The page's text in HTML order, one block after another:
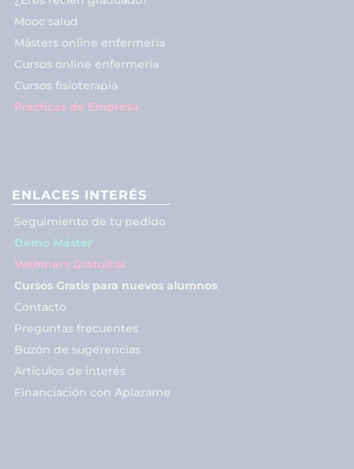
Mooc salud
Másters online enfermería
Cursos online enfermería
Cursos fisioterapia
Prácticas de Empresa
ENLACES INTERÉS
Seguimiento de tu pedido
Demo Máster
Webinars Gratuitos
Cursos Gratis para nuevos alumnos
Contacto
Preguntas frecuentes
Buzón de sugerencias
Artículos de interés
Financiación con Aplazame